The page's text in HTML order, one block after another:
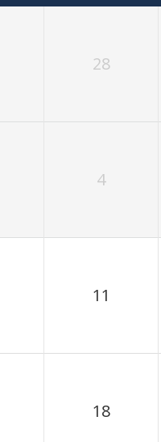
28
4
11
18